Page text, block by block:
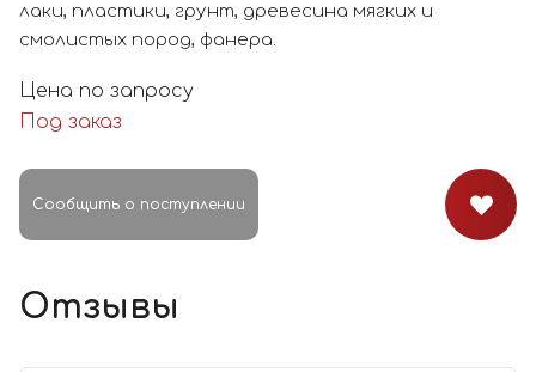
лаки, пластики, грунт, древесина мягких и
смолистых пород, фанера.
Цена по запросу
Под заказ
Сообщить о поступлении
Отзывы